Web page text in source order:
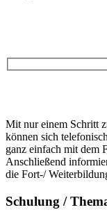
Feld
leer.
lasse
dieses
Feld
leer.
Mit nur einem Schritt
können sich
ganz einfach mit dem
Anschließend
die Fort-/
Schulung /